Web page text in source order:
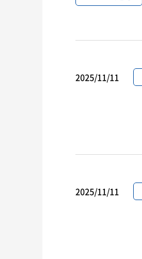
2025/11/11
2025/11/11